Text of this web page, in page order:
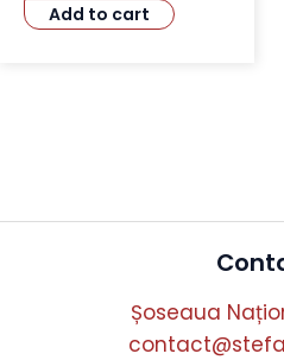
Add to cart
Șoseaua